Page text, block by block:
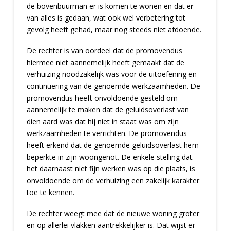
de bovenbuurman er is komen te wonen en dat er
van alles is gedaan, wat ook wel verbetering tot
gevolg heeft gehad, maar nog steeds niet afdoende.
De rechter is van oordeel dat de promovendus
hiermee niet aannemelijk heeft gemaakt dat de
verhuizing noodzakelijk was voor de uitoefening en
continuering van de genoemde werkzaamheden. De
promovendus heeft onvoldoende gesteld om
aannemelijk te maken dat de geluidsoverlast van
dien aard was dat hij niet in staat was om zijn
werkzaamheden te verrichten. De promovendus
heeft erkend dat de genoemde geluidsoverlast hem
beperkte in zijn woongenot. De enkele stelling dat
het daarnaast niet fijn werken was op die plaats, is
onvoldoende om de verhuizing een zakelijk karakter
toe te kennen.
De rechter weegt mee dat de nieuwe woning groter
en op allerlei vlakken aantrekkelijker is. Dat wijst er